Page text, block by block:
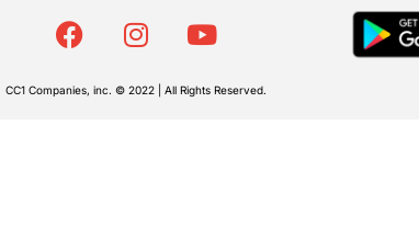
CC1 Companies, inc. © 2022 | All Rights Reserved.